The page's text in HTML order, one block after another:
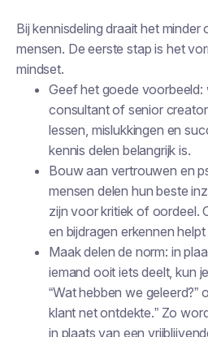
Bij kennisdeling draait het minder
mensen. De eerste stap is het
mindset.
Geef het goede voorbeeld:
consultant of senior
lessen, mislukkingen en
kennis delen belangrijk is.
Bouw aan vertrouwen en
mensen delen hun beste
zijn voor kritiek of oordeel.
en bijdragen erkennen helpt
Maak delen de norm: in
iemand ooit iets deelt, kun
“Wat hebben we geleerd?”
klant net ontdekte.” Zo
in plaats van een